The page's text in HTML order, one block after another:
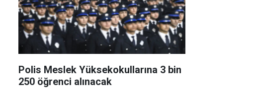
Polis Meslek Yüksekokullarına 3 bin
250 öğrenci alınacak